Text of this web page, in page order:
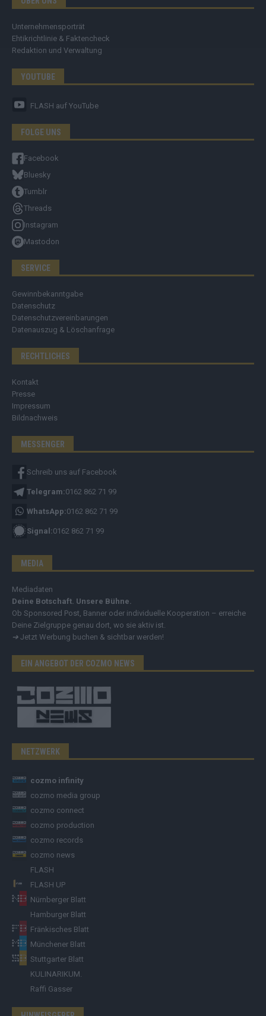
Unternehmensporträt
Ehtikrichtlinie & Faktencheck
Redaktion und Verwaltung
YOUTUBE
FLASH auf YouTube
FOLGE UNS
Facebook
Bluesky
Tumblr
Threads
Instagram
Mastodon
SERVICE
Gewinnbekanntgabe
Datenschutz
Datenschutzvereinbarungen
Datenauszug & Löschanfrage
RECHTLICHES
Kontakt
Presse
Impressum
Bildnachweis
MESSENGER
Schreib uns auf Facebook
Telegram:0162 862 71 99
WhatsApp:0162 862 71 99
Signal:0162 862 71 99
MEDIA
Mediadaten
Deine Botschaft. Unsere Bühne.
Ob Sponsored Post, Banner oder individuelle Kooperation – erreiche
Deine Zielgruppe genau dort, wo sie aktiv ist.
➔ Jetzt Werbung buchen & sichtbar werden!
EIN ANGEBOT DER COZMO NEWS
NETZWERK
cozmo infinity
cozmo media group
cozmo connect
cozmo production
cozmo records
cozmo news
FLASH
FLASH UP
Nürnberger Blatt
Hamburger Blatt
Fränkisches Blatt
Münchener Blatt
Stuttgarter Blatt
KULINARIKUM.
Raffi Gasser